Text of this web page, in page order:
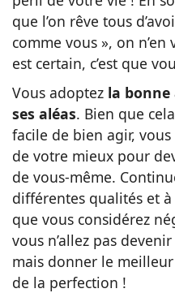
que l’on rêve tous
comme vous », on
est certain, c’est que
Vous adoptez la
ses aléas. Bien que
facile de bien agir,
de votre mieux pour
de vous-même.
différentes qualités et
que vous considérez
vous n’allez pas
mais donner le meilleur
de la perfection !